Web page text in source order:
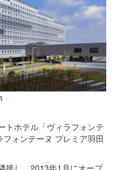
トホテル「ヴィラフォンテ
ォンテーヌ プレミア羽田
接し、2013年1月にオープ